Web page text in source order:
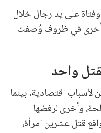
امرأة وفتاة على يد رجال خلال
امرأة وفتاة أخرى في ظروف وُصفت
واحد
لأسباب اقتصادية، بينما
وأخرى لرفضها
قتل عشرين امرأة،